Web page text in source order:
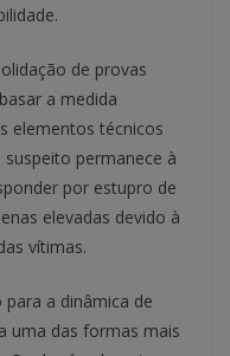
de provas
a medida
elementos técnicos
permanece à
por estupro de
elevadas devido à
vítimas.
a dinâmica de
uma das formas mais